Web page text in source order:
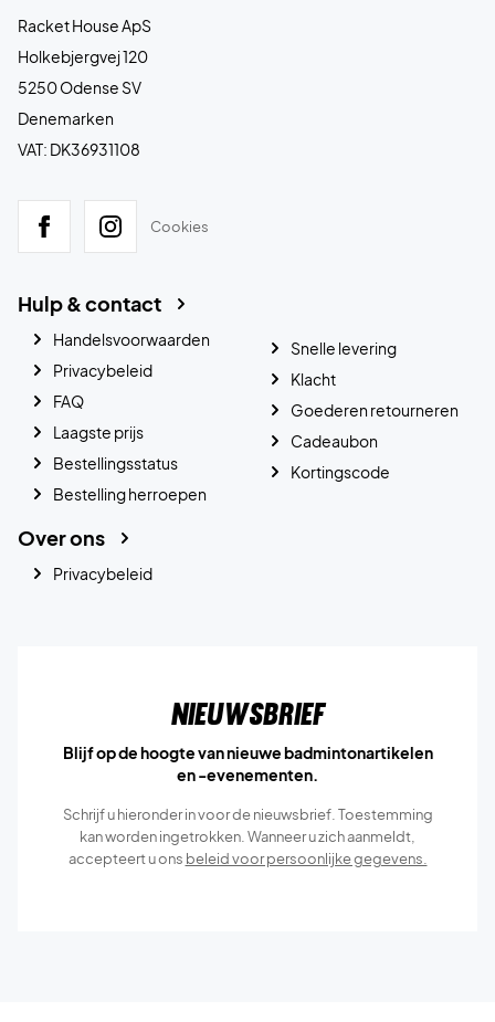
Racket House ApS
Holkebjergvej 120
5250 Odense SV
Denemarken
VAT: DK36931108
Cookies
Hulp & contact
Handelsvoorwaarden
Privacybeleid
FAQ
Laagste prijs
Bestellingsstatus
Bestelling herroepen
Snelle levering
Klacht
Goederen retourneren
Cadeaubon
Kortingscode
Over ons
Privacybeleid
Nieuwsbrief
Blijf op de hoogte van nieuwe badmintonartikelen
en -evenementen.
Schrijf u hieronder in voor de nieuwsbrief. Toestemming
kan worden ingetrokken. Wanneer u zich aanmeldt,
accepteert u ons beleid voor persoonlijke gegevens.